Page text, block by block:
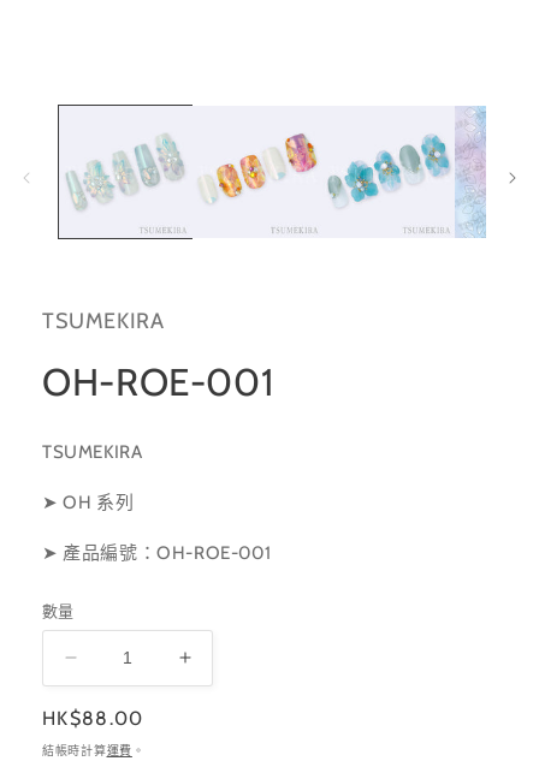
TSUMEKIRA
OH-ROE-001
TSUMEKIRA
➤ OH 系列
➤ 產品編號：OH-ROE-001
數量
ROE-
001
數
OH-
ROE-
定
價
HK$88.00
結帳時計算運費 。